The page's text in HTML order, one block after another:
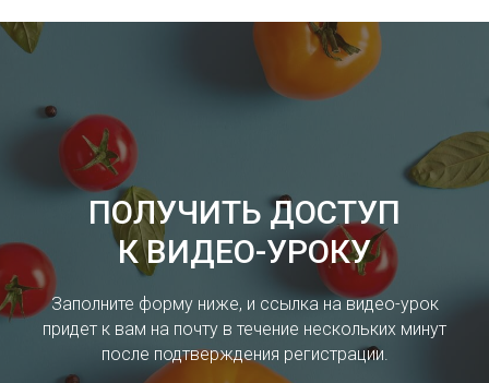
ПОЛУЧИТЬ ДОСТУП
К ВИДЕО-УРОКУ
Заполните форму ниже, и ссылка на видео-урок
придет к вам на почту в течение нескольких минут
после подтверждения регистрации.